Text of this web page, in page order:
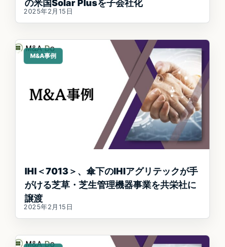
の米国Solar Plusを子会社化
2025年2月15日
M&A事例
IHI＜7013＞、傘下のIHIアグリテックが手
がける芝草・芝生管理機器事業を共栄社に
譲渡
2025年2月15日